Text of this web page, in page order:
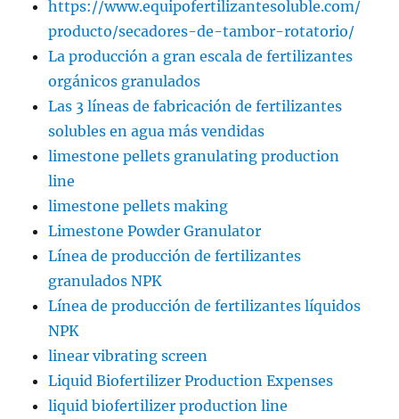
https://www.equipofertilizantesoluble.com/
producto/secadores-de-tambor-rotatorio/
La producción a gran escala de fertilizantes
orgánicos granulados
Las 3 líneas de fabricación de fertilizantes
solubles en agua más vendidas
limestone pellets granulating production
line
limestone pellets making
Limestone Powder Granulator
Línea de producción de fertilizantes
granulados NPK
Línea de producción de fertilizantes líquidos
NPK
linear vibrating screen
Liquid Biofertilizer Production Expenses
liquid biofertilizer production line